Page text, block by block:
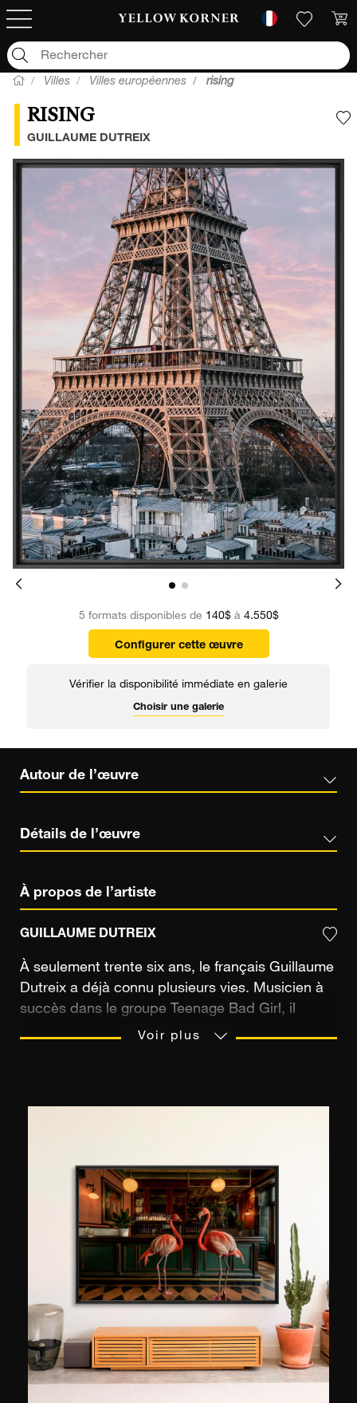
Villes Villes européennes rising
RISING
GUILLAUME DUTREIX
5 formats disponibles de 140$à 4.550$
Configurer cette œuvre
Vérifier la disponibilité immédiate en galerie
Choisir une galerie
Autour de l’œuvre
Détails de l’œuvre
À propos de l’artiste
GUILLAUME DUTREIX
À seulement trente six ans, le français Guillaume
Dutreix a déjà connu plusieurs vies. Musicien à
succès dans le groupe Teenage Bad Girl, il
réalise deux albums de musique électronique et
père, photographe amateur qui développait lui-
même ses portraits. C’est grâce à une
fréquentation assidue des musées que l’artiste
éduque par ailleurs son regard et apprend à
composer ses cadres, ses lumières et ses mises
en scène dans un souci d’équilibre et de rigueur
extrêmes. Avec plus de 110 000 abonnés sur
son compte Instagram, Guillaume Dutreix se
forge une place dans le monde des grands. Ses
images ne se limitent pas à la toile, elles ont été
publiées dans des magazines d’architecture et
Voir plus